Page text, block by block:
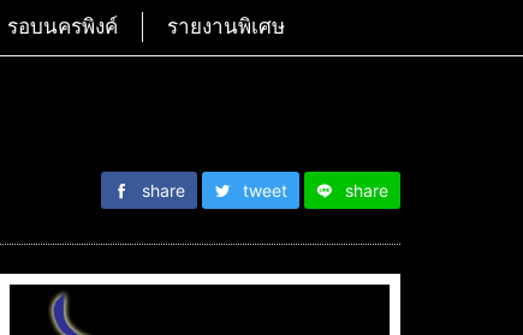
รอบนครพิงค์ รายงานพิเศษ
share tweet share